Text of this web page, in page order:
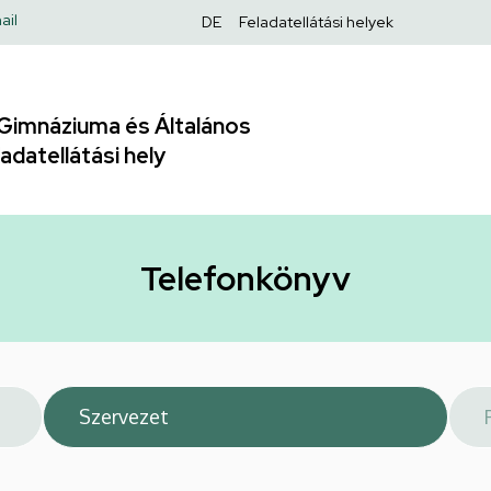
Felső
DE Feladatellátási helyek
és Általános
hely
Telefonkönyv